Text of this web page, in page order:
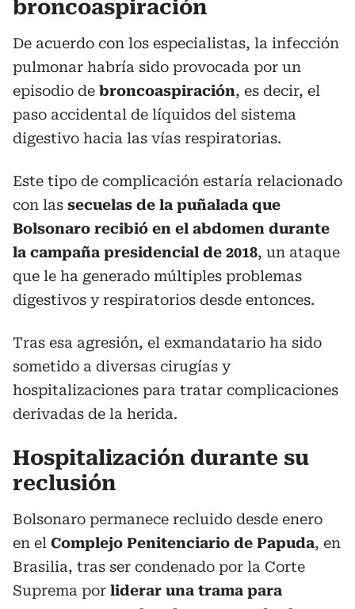
broncoaspiración
De acuerdo con los especialistas, la infección
pulmonar habría sido provocada por un
episodio de broncoaspiración, es decir, el
paso accidental de líquidos del sistema
digestivo hacia las vías respiratorias.
Este tipo de complicación estaría relacionado
con las secuelas de la puñalada que
Bolsonaro recibió en el abdomen durante
la campaña presidencial de 2018, un ataque
que le ha generado múltiples problemas
digestivos y respiratorios desde entonces.
Tras esa agresión, el exmandatario ha sido
sometido a diversas cirugías y
hospitalizaciones para tratar complicaciones
derivadas de la herida.
Hospitalización durante su
reclusión
Bolsonaro permanece recluido desde enero
en el Complejo Penitenciario de Papuda, en
Brasilia, tras ser condenado por la Corte
Suprema por liderar una trama para